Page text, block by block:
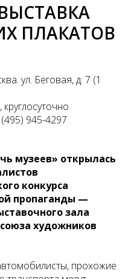
ПЛАКАТОВ
ул. Беговая, д. 7 (1
945-4297
музеев» открылась
конкурса
пропаганды —
зала
художников
прохожие